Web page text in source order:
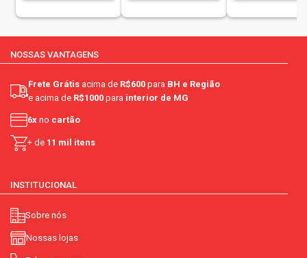
NOSSAS VANTAGENS
Frete Grátis acima de R$600 para BH e Região
e acima de R$1000 para interior de MG
6x no cartão
+ de 11 mil itens
INSTITUCIONAL
Sobre nós
Nossas lojas